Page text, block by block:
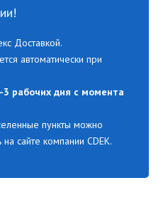
Доставкой.
автоматически при
3 рабочих дня с момента
пункты можно
сайте компании CDEK.